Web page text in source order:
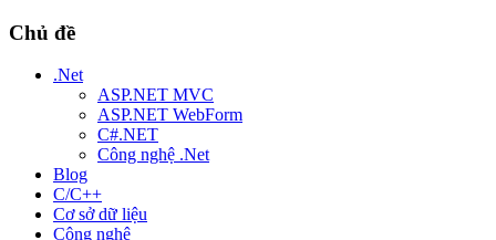
Chủ đề
.Net
ASP.NET MVC
ASP.NET WebForm
C#.NET
Công nghệ .Net
Blog
C/C++
Cơ sở dữ liệu
Công nghệ